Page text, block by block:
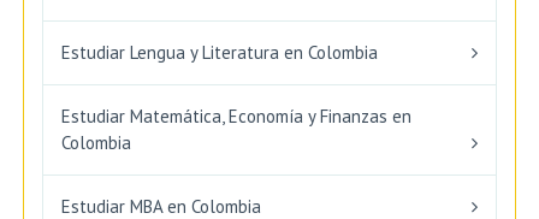
Estudiar Lengua y Literatura en Colombia
Estudiar Matemática, Economía y Finanzas en
Colombia
Estudiar MBA en Colombia